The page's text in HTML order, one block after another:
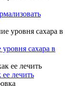
сахара в
лечить